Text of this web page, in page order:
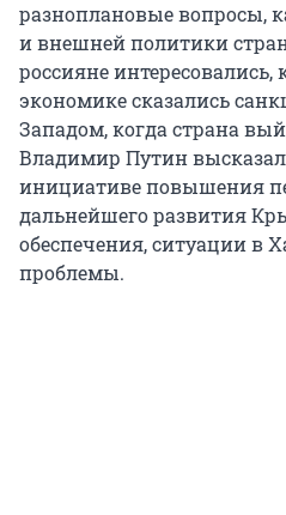
разноплановые вопросы,
и внешней политики
россияне
экономике сказались
Западом, когда страна
Владимир Путин
инициативе повышения
дальнейшего развития
обеспечения, ситуации в
проблемы.